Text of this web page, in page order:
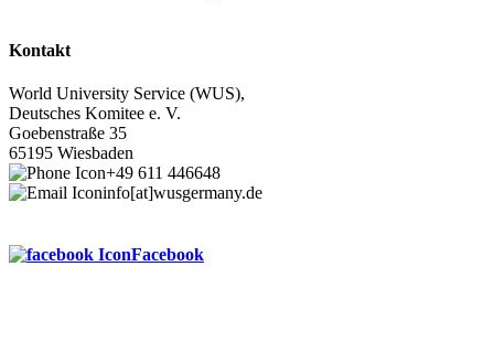
Kontakt
World University Service (WUS),
Deutsches Komitee e. V.
Goebenstraße 35
65195 Wiesbaden
+49 611 446648
info[at]wusgermany.de
Facebook